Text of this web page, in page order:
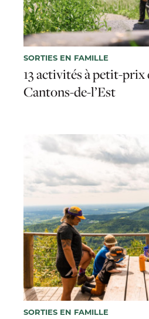
SORTIES EN FAMILLE
13 activités à petit-prix
Cantons-de-l’Est
SORTIES EN FAMILLE